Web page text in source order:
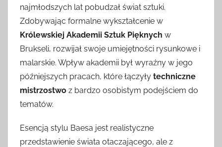
najmłodszych lat pobudzał świat sztuki.
Zdobywając formalne wykształcenie w
Królewskiej Akademii Sztuk Pięknych w
Brukseli, rozwijał swoje umiejętności rysunkowe i
malarskie. Wpływ akademii był wyraźny w jego
późniejszych pracach, które łączyły techniczne
mistrzostwo z bardzo osobistym podejściem do
tematów.
Esencją stylu Baesa jest realistyczne
przedstawienie świata otaczającego, ale z